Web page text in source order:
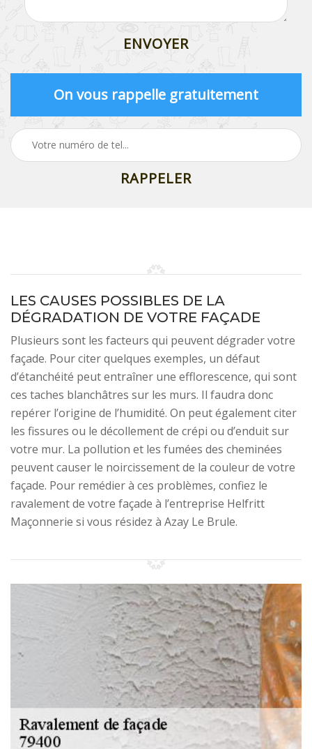
On vous rappelle gratuitement
LES CAUSES POSSIBLES DE LA
DÉGRADATION DE VOTRE FAÇADE
Plusieurs sont les facteurs qui peuvent dégrader votre
façade. Pour citer quelques exemples, un défaut
d’étanchéité peut entraîner une efflorescence, qui sont
ces taches blanchâtres sur les murs. Il faudra donc
repérer l’origine de l’humidité. On peut également citer
les fissures ou le décollement de crépi ou d’enduit sur
votre mur. La pollution et les fumées des cheminées
peuvent causer le noircissement de la couleur de votre
façade. Pour remédier à ces problèmes, confiez le
ravalement de votre façade à l’entreprise Helfritt
Maçonnerie si vous résidez à Azay Le Brule.